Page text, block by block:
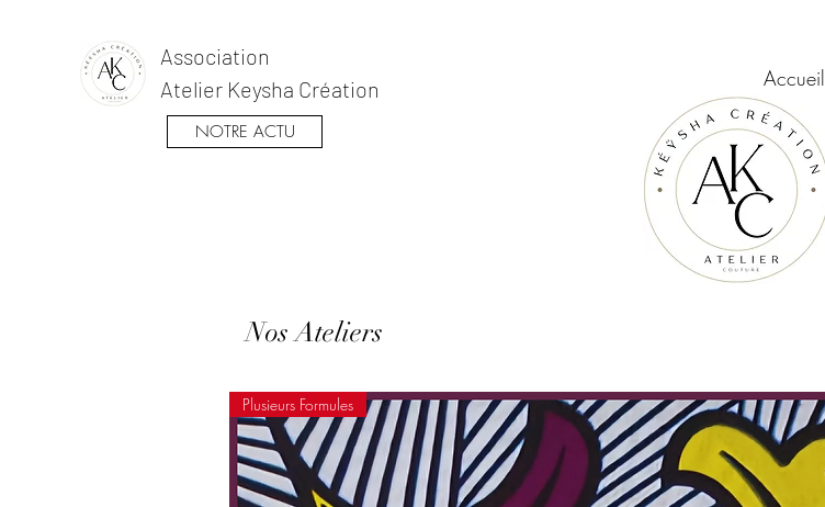
Association
Atelier Keysha Création
NOTRE ACTU
Accueil
Nos Ateliers
Plusieurs Formules